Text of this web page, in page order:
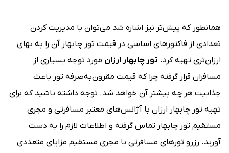
همانطور که پیش‌تر نیز اشاره شد می‌توان با مدیریت کردن
تعدادی از فاکتورهای اساسی در قیمت تور چابهار آن را به بهای
ارزان‌تری تهیه کرد. تور چابهار ارزان مورد توجه بسیاری از
مسافران قرار گرفته چرا که قیمت مقرون‌به‌صرفه تور باعث
جذابیت هر چه بیشتر آن خواهد شد. توجه داشته باشید که برای
تهیه تور چابهار ارزان با آژانس‌های معتبر مسافرتی و مجری
مستقیم تور چابهار تماس گرفته و اطلاعات لازم را به دست
آورید. رزرو تورهای مسافرتی با مجری مستقیم مزایای متعددی